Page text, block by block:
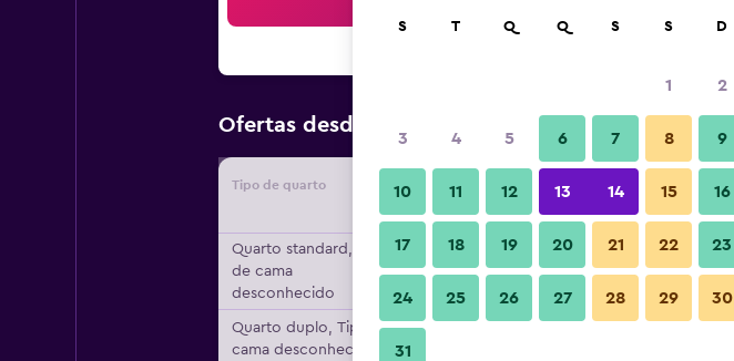
Ofertas desde preço por noite mais barato(a)
Tipo de quarto Fornecedor
Total por
Quarto standard, Tipo
de cama
desconhecido
71 € Ver oferta
Quarto duplo, Tipo de
cama desconhecido
S T Q Q S S D
1 2
3 4 5 6 7 8 9
10 11 12 13 14 15 16
17 18 19 20 21 22 23
24 25 26 27 28 29 30
31